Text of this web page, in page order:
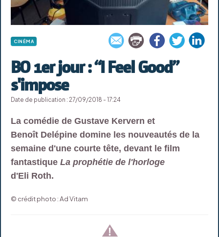
CINÉMA
BO 1er jour : “I Feel Good”
s'impose
Date de publication : 27/09/2018 - 17:24
La comédie de Gustave Kervern et
Benoît Delépine domine les nouveautés de la
semaine d'une courte tête, devant le film
fantastique La prophétie de l'horloge
d'Eli Roth.
© crédit photo : Ad Vitam